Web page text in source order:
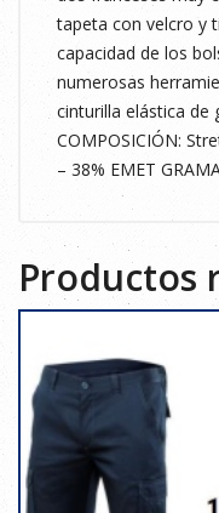
tapeta con velcro y
capacidad de los
numerosas
cinturilla elástica de
COMPOSICIÓN:
– 38% EMET
Productos